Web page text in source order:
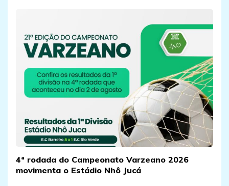
4ª rodada do Campeonato Varzeano 2026
movimenta o Estádio Nhô Jucá